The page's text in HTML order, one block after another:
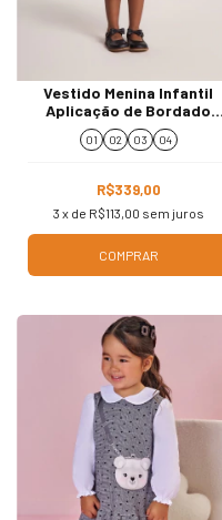
Vestido Menina Infantil
Aplicação de Bordado
Branco 907051
01 02 03 04
R$339,00
3 x de R$113,00 sem juros
COMPRAR